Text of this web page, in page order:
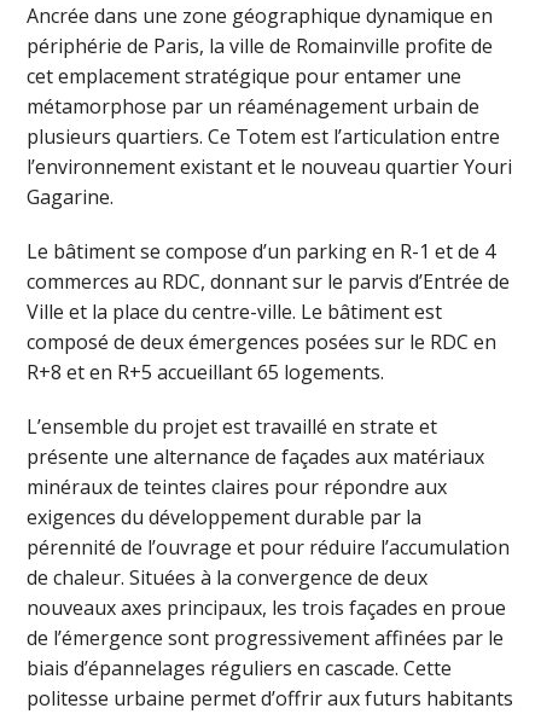
Ancrée dans une zone géographique dynamique en
périphérie de Paris, la ville de Romainville profite de
cet emplacement stratégique pour entamer une
métamorphose par un réaménagement urbain de
plusieurs quartiers. Ce Totem est l’articulation entre
l’environnement existant et le nouveau quartier Youri
Gagarine.
Le bâtiment se compose d’un parking en R-1 et de 4
commerces au RDC, donnant sur le parvis d’Entrée de
Ville et la place du centre-ville. Le bâtiment est
composé de deux émergences posées sur le RDC en
R+8 et en R+5 accueillant 65 logements.
L’ensemble du projet est travaillé en strate et
présente une alternance de façades aux matériaux
minéraux de teintes claires pour répondre aux
exigences du développement durable par la
pérennité de l’ouvrage et pour réduire l’accumulation
de chaleur. Situées à la convergence de deux
nouveaux axes principaux, les trois façades en proue
de l’émergence sont progressivement affinées par le
biais d’épannelages réguliers en cascade. Cette
politesse urbaine permet d’offrir aux futurs habitants